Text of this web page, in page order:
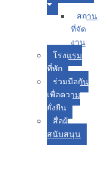
สถาน
ที่จัด
งาน
โรงแรม
ที่พัก
ร่วมมือกัน
เพื่อความ
ยั่งยืน
สื่อผู้
สนับสนุน